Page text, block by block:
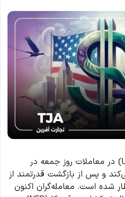
جفت‌ارز دلار/ین (USD/JPY) در معاملات روز جمعه در
نوسان می‌کند و پس از بازگشت قدرتمند از
شده است. معامله‌گران اکنون